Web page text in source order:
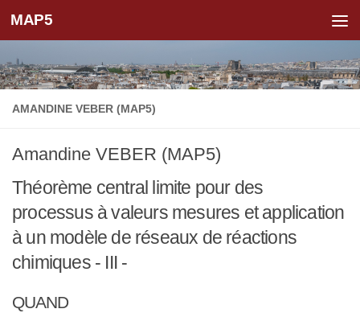
Skip to content
MAP5
AMANDINE VEBER (MAP5)
Amandine VEBER (MAP5)
Théorème central limite pour des
processus à valeurs mesures et application
à un modèle de réseaux de réactions
chimiques - III -
QUAND